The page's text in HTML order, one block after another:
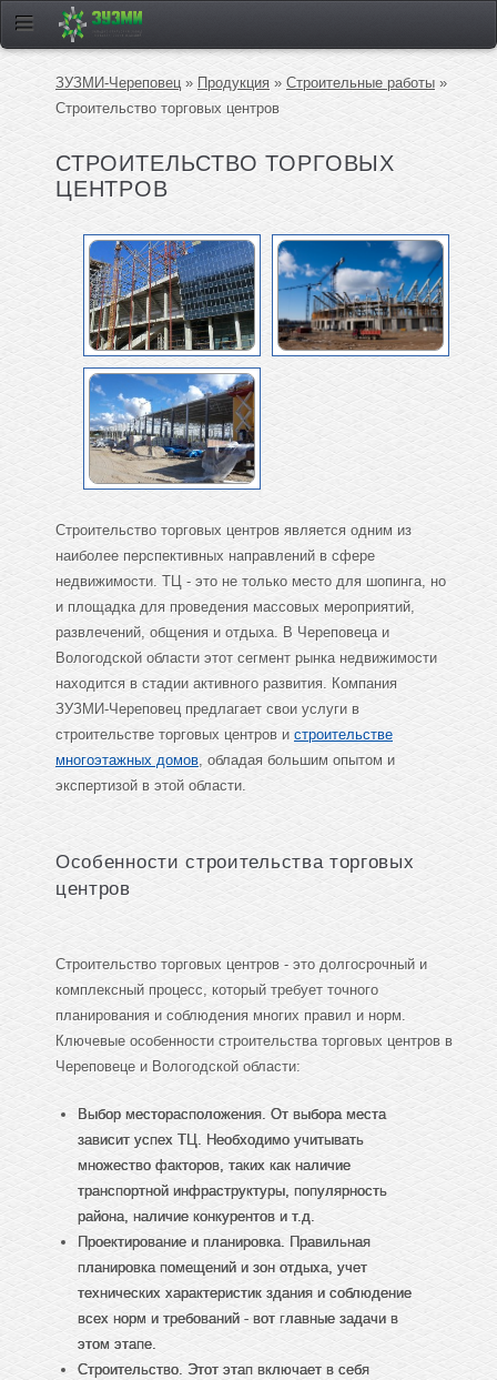
ЗУЗМИ-Череповец » Продукция » Строительные работы »
Строительство торговых центров
СТРОИТЕЛЬСТВО ТОРГОВЫХ
ЦЕНТРОВ
Строительство торговых центров является одним из
наиболее перспективных направлений в сфере
недвижимости. ТЦ - это не только место для шопинга, но
и площадка для проведения массовых мероприятий,
развлечений, общения и отдыха. В Череповеца и
Вологодской области этот сегмент рынка недвижимости
находится в стадии активного развития. Компания
ЗУЗМИ-Череповец предлагает свои услуги в
строительстве торговых центров и строительстве
многоэтажных домов, обладая большим опытом и
экспертизой в этой области.
Особенности строительства торговых
центров
Строительство торговых центров - это долгосрочный и
комплексный процесс, который требует точного
планирования и соблюдения многих правил и норм.
Ключевые особенности строительства торговых центров в
Череповеце и Вологодской области:
Выбор месторасположения. От выбора места
зависит успех ТЦ. Необходимо учитывать
множество факторов, таких как наличие
транспортной инфраструктуры, популярность
района, наличие конкурентов и т.д.
Проектирование и планировка. Правильная
планировка помещений и зон отдыха, учет
технических характеристик здания и соблюдение
всех норм и требований - вот главные задачи в
этом этапе.
Строительство. Этот этап включает в себя